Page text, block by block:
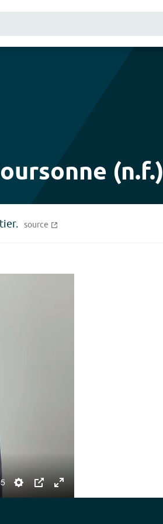
(n.f.)
source
Settings
PIP Enter